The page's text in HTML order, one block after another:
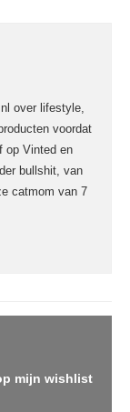
over lifestyle,
voordat
op Vinted en
bullshit, van
catmom van 7
mijn wishlist